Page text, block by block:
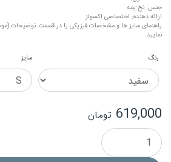
جنس: نخ-پنبه
ارائه دهنده: اختصاصی اِکسولز
راهنمای سایز ها و مشخصات فیزیکی را در قسمت توضیحات
نمایید.
رنگ سایز
619,000 تومان